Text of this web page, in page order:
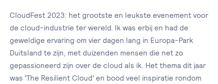
CloudFest 2023: het grootste en leukste evenement voor
de cloud-industrie ter wereld. Ik was erbij en had de
geweldige ervaring om vier dagen lang in Europa-Park
Duitsland te zijn, met duizenden mensen die net zo
gepassioneerd zijn over de cloud als ik. Het thema dit jaar
was 'The Resilient Cloud' en bood veel inspiratie rondom